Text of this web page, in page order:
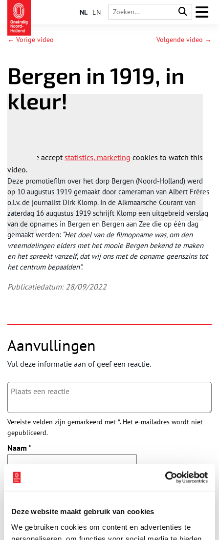
Deze website maakt gebruik van cookies
We gebruiken cookies om content en advertenties te
NL EN
← Vorige video Volgende video →
Bergen in 1919, in
kleur!
Please acceptstatistics, marketing cookies to watch this
video.
Deze promotiefilm over het dorp Bergen (Noord-Holland) werd
op 10 augustus 1919 gemaakt door cameraman van Albert Frères
o.l.v. de journalist Dirk Klomp. In de Alkmaarsche Courant van
zaterdag 16 augustus 1919 schrijft Klomp een uitgebreid verslag
van de opnames in Bergen en Bergen aan Zee die op één dag
gemaakt werden: “Het doel van de filmopname was, om den
vreemdelingen elders met het mooie Bergen bekend te maken
en het spreekt vanzelf, dat wij ons met de opname geenszins tot
het centrum bepaalden”.
Publicatiedatum: 28/09/2022
Aanvullingen
Vul deze informatie aan of geef een reactie.
Vereiste velden zijn gemarkeerd met *. Het e-mailadres wordt niet
gepubliceerd.
Naam *
E-mail
Vink dit aan als u op de hoogte gehouden wil worden.